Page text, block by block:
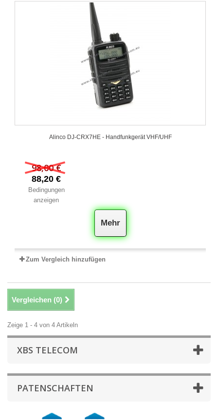
Alinco DJ-CRX7HE - Handfunkgerät VHF/UHF
98,00 €
88,20 €
Bedingungen
anzeigen
Mehr
Zum Vergleich hinzufügen
Vergleichen (0)
Zeige 1 - 4 von 4 Artikeln
XBS TELECOM
PATENSCHAFTEN